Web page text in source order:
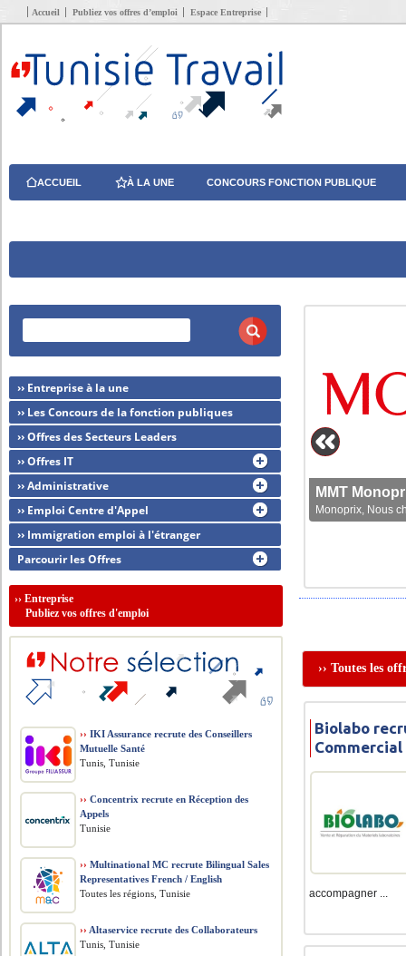
Accueil Publiez vos offres d’emploi Espace Entreprise
ACCUEIL À LA UNE CONCOURS FONCTION PUBLIQUE
MMT
Monoprix, Nous
›› Toutes les
Biolabo
Commercial
accompagner ...
›› Entreprise à la une
›› Les Concours de la fonction publiques
›› Offres des Secteurs Leaders
›› Offres IT
›› Administrative
›› Emploi Centre d'Appel
›› Immigration emploi à l'étranger
Parcourir les Offres
››Entreprise
Publiez vos offres d'emploi
›› IKI Assurance recrute des Conseillers
Mutuelle Santé
Tunis, Tunisie
›› Concentrix recrute en Réception des
Appels
Tunisie
›› Multinational MC recrute Bilingual Sales
Representatives French / English
Toutes les régions, Tunisie
›› Altaservice recrute des Collaborateurs
Tunis, Tunisie